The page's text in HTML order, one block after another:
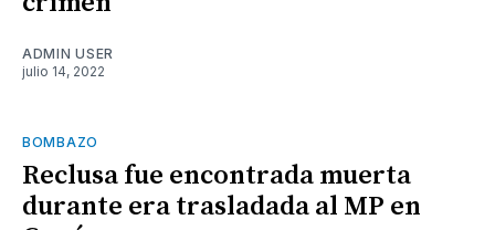
ADMIN USER
julio 14, 2022
BOMBAZO
Reclusa fue encontrada muerta
durante era trasladada al MP en